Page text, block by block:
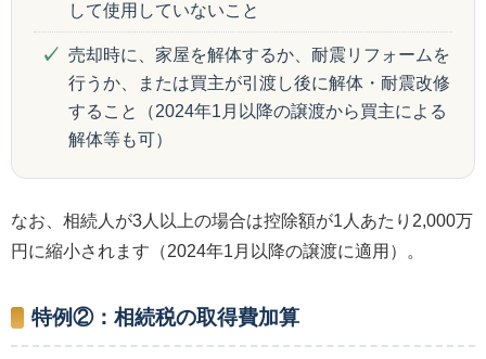
して使用していないこと
売却時に、家屋を解体するか、耐震リフォームを
行うか、または買主が引渡し後に解体・耐震改修
すること（2024年1月以降の譲渡から買主による
解体等も可）
なお、相続人が3人以上の場合は控除額が1人あたり2,000万
円に縮小されます（2024年1月以降の譲渡に適用）。
特例②：相続税の取得費加算